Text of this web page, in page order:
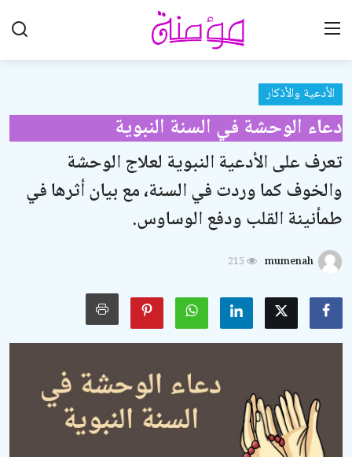
تواصل معنا
تعاون معنا
الرئيسية
العقيدة الإسلامية
الطهارة والعبادات
الخطوبة والزواج والطلاق
اللباس والزينة
السيرة النبوية والتاريخ الإسلامي
مسائل فقهية وفتاوى معاصرة
الأدعية والأذكار
دعاء الوحشة في السنة النبوية
تعرف على الأدعية النبوية لعلاج الوحشة
والخوف كما وردت في السنة، مع بيان أثرها في
طمأنينة القلب ودفع الوساوس.
mumenah